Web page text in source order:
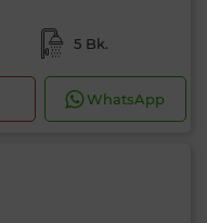
5 Bk.
WhatsApp